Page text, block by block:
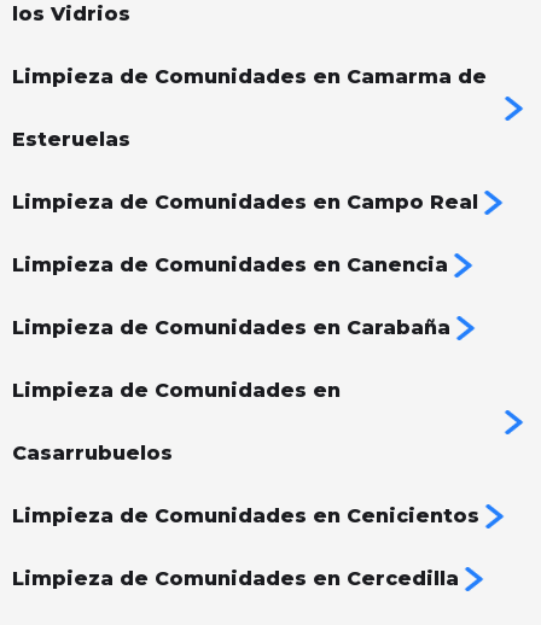
los Vidrios
Limpieza de Comunidades en Camarma de
Esteruelas
Limpieza de Comunidades en Campo Real
Limpieza de Comunidades en Canencia
Limpieza de Comunidades en Carabaña
Limpieza de Comunidades en
Casarrubuelos
Limpieza de Comunidades en Cenicientos
Limpieza de Comunidades en Cercedilla